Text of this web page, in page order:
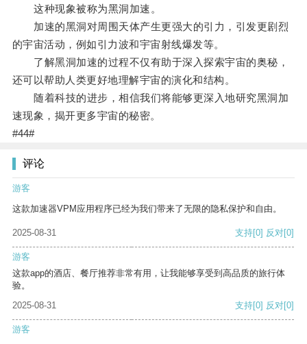
这种现象被称为黑洞加速。
加速的黑洞对周围天体产生更强大的引力，引发更剧烈
的宇宙活动，例如引力波和宇宙射线爆发等。
了解黑洞加速的过程不仅有助于深入探索宇宙的奥秘，
还可以帮助人类更好地理解宇宙的演化和结构。
随着科技的进步，相信我们将能够更深入地研究黑洞加
速现象，揭开更多宇宙的秘密。
#44#
评论
游客
这款加速器VPM应用程序已经为我们带来了无限的隐私保护和自由。
2025-08-31 支持[0] 反对[0]
游客
这款app的酒店、餐厅推荐非常有用，让我能够享受到高品质的旅行体
验。
2025-08-31
支持[0] 反对[0]
游客